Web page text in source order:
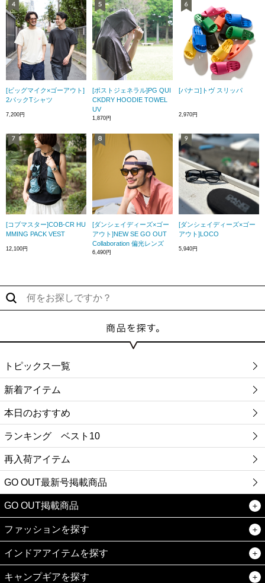
[ビッグマイク×ゴーアウト]
2パックTシャツ
7,200円
[ポストジェネラル]PG QUI
CKDRY HOODIE TOWEL
UV
1,870円
[バナコ]トヴ スリッパ
2,970円
[コブマスター]COB-CR HU
MMING PACK VEST
12,100円
[ダンシェイディーズ×ゴー
アウト]NEW SE GO OUT
Collaboration 偏光レンズ
6,490円
[ダンシェイディーズ×ゴー
アウト]LOCO
5,940円
トピックス一覧
新着アイテム
本日のおすすめ
ランキング ベスト10
再入荷アイテム
GO OUT最新号掲載商品
GO OUT掲載商品
ファッションを探す
インドアアイテムを探す
キャンプギアを探す